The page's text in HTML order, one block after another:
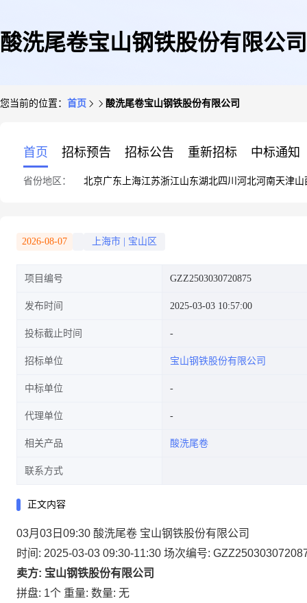
酸洗尾卷宝山钢铁股份有限公司
您当前的位置： 首页 酸洗尾卷宝山钢铁股份有限公司
首页 招标预告 招标公告 重新招标 中标通知
省份地区： 北京广东 上海江苏浙江山东湖北四川 河北河南天津山
2026-08-07 上海市 宝山区
项目编号 GZZ2503030720875
发布时间 2025-03-03 10:57:00
投标截止时间
招标单位 宝山钢铁股份有限公司
中标单位
代理单位
相关产品 酸洗尾卷
联系方式
正文内容
03月03日09:30 酸洗尾卷 宝山钢铁股份有限公司
时间: 2025-03-03 09:30-11:30 场次编号:
卖方: 宝山钢铁股份有限公司
拼盘: 1个 重量: 数量: 无